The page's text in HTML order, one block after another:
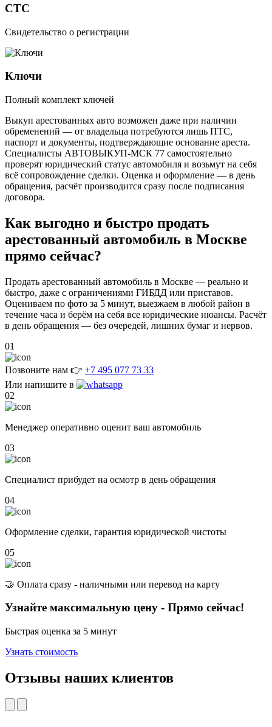
СТС
Свидетельство о регистрации
Ключи
Полный комплект ключей
Выкуп арестованных авто возможен даже при наличии
обременений — от владельца потребуются лишь ПТС,
паспорт и документы, подтверждающие основание ареста.
Специалисты АВТОВЫКУП-МСК 77 самостоятельно
проверят юридический статус автомобиля и возьмут на себя
всё сопровождение сделки. Оценка и оформление — в день
обращения, расчёт производится сразу после подписания
договора.
Как выгодно и быстро продать
арестованный автомобиль в Москве
прямо сейчас?
Продать арестованный автомобиль в Москве — реально и
быстро, даже с ограничениями ГИБДД или приставов.
Оцениваем по фото за 5 минут, выезжаем в любой район в
течение часа и берём на себя все юридические нюансы. Расчёт
в день обращения — без очередей, лишних бумаг и нервов.
01
Позвоните нам 👉 +7 495 077 73 33
Или напишите в
02
Менеджер оперативно оценит ваш автомобиль
03
Специалист прибудет на осмотр в день обращения
04
Оформление сделки, гарантия юридической чистоты
05
🤝 Оплата сразу - наличными или перевод на карту
Узнайте максимальную цену - Прямо сейчас!
Быстрая оценка за 5 минут
Узнать стоимость
Отзывы наших клиентов